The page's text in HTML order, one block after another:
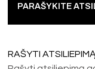
PARAŠYKITE
RAŠYTI ATSILIEPIMĄ